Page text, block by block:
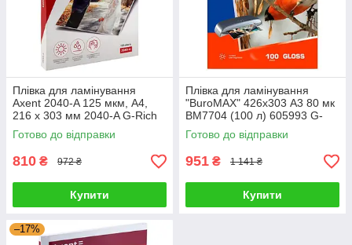
Плівка для ламінування
Axent 2040-A 125 мкм, A4,
216 x 303 мм 2040-A G-Rich
Готово до відправки
810 ₴ 972 ₴
Купити
Плівка для ламінування
"BuroMAX" 426х303 А3 80 мк
BM7704 (100 л) 605993 G-
Rich
Готово до відправки
951 ₴ 1 141 ₴
Купити
–17%